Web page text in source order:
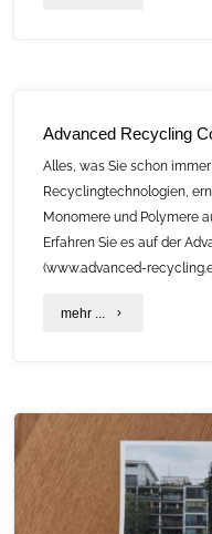
Resilienz
durch
Planung,
Rohstoffe
Advanced Recycling
Alles, was Sie schon
Recyclingtechnologien,
Monomere und Polymere
Erfahren Sie es auf der
(www.advanced-
mehr ... "Advanced